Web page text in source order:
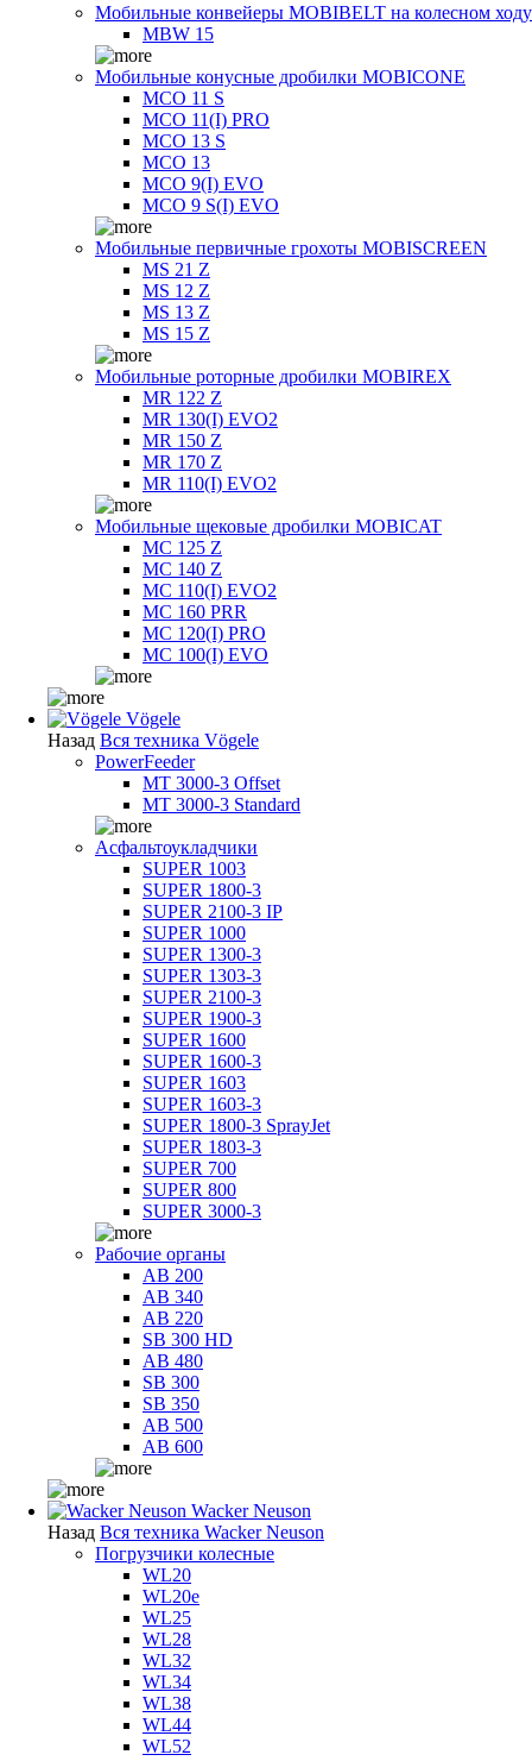
Мобильные конвейеры MOBIBELT на колесном ходу
MBW 15
Мобильные конусные дробилки MOBICONE
MCO 11 S
MCO 11(I) PRO
MCO 13 S
MCO 13
MCO 9(I) EVO
MCO 9 S(I) EVO
Мобильные первичные грохоты MOBISCREEN
MS 21 Z
MS 12 Z
MS 13 Z
MS 15 Z
Мобильные роторные дробилки MOBIREX
MR 122 Z
MR 130(I) EVO2
MR 150 Z
MR 170 Z
MR 110(I) EVO2
Мобильные щековые дробилки MOBICAT
MC 125 Z
MC 140 Z
MC 110(I) EVO2
MC 160 PRR
MC 120(I) PRO
MC 100(I) EVO
Vögele
Назад Вся техника Vögele
PowerFeeder
MT 3000-3 Offset
MT 3000-3 Standard
Асфальтоукладчики
SUPER 1003
SUPER 1800-3
SUPER 2100-3 IP
SUPER 1000
SUPER 1300-3
SUPER 1303-3
SUPER 2100-3
SUPER 1900-3
SUPER 1600
SUPER 1600-3
SUPER 1603
SUPER 1603-3
SUPER 1800-3 SprayJet
SUPER 1803-3
SUPER 700
SUPER 800
SUPER 3000-3
Рабочие органы
AB 200
AB 340
AB 220
SB 300 HD
AB 480
SB 300
SB 350
AB 500
AB 600
Wacker Neuson
Назад Вся техника Wacker Neuson
Погрузчики колесные
WL20
WL20e
WL25
WL28
WL32
WL34
WL38
WL44
WL52